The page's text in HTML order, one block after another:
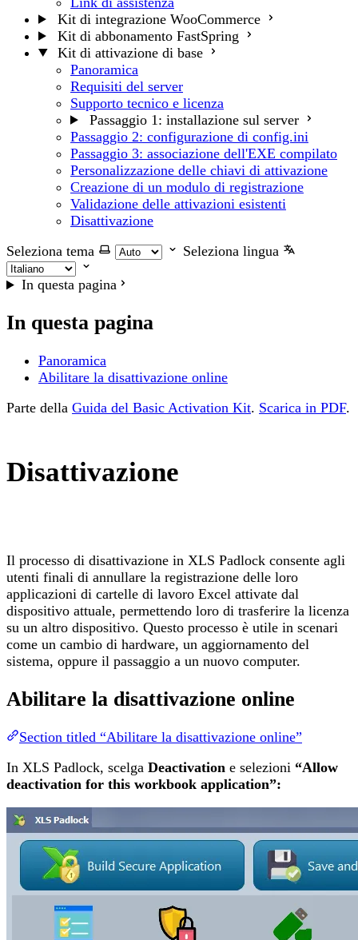
Kit di integrazione WooCommerce
Kit di abbonamento FastSpring
Kit di attivazione di base
Panoramica
Requisiti del server
Supporto tecnico e licenza
Passaggio 1: installazione sul server
Passaggio 2: configurazione di config.ini
Passaggio 3: associazione dell'EXE compilato
Personalizzazione delle chiavi di attivazione
Creazione di un modulo di registrazione
Validazione delle attivazioni esistenti
Disattivazione
Seleziona tema
Seleziona lingua
In questa pagina
In questa pagina
Panoramica
Abilitare la disattivazione online
Parte della Guida del Basic Activation Kit. Scarica in PDF.
Disattivazione
Il processo di disattivazione in XLS Padlock consente agli
utenti finali di annullare la registrazione delle loro
applicazioni di cartelle di lavoro Excel attivate dal
dispositivo attuale, permettendo loro di trasferire la licenza
su un altro dispositivo. Questo processo è utile in scenari
come un cambio di hardware, un aggiornamento del
sistema, oppure il passaggio a un nuovo computer.
Abilitare la disattivazione online
Section titled “Abilitare la disattivazione online”
In XLS Padlock, scelga Deactivation e selezioni “Allow
deactivation for this workbook application”: